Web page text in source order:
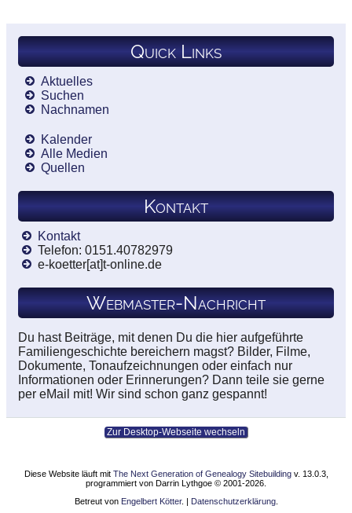
Quick Links
Aktuelles
Suchen
Nachnamen
Kalender
Alle Medien
Quellen
Kontakt
Kontakt
Telefon: 0151.40782979
e-koetter[at]t-online.de
Webmaster-Nachricht
Du hast Beiträge, mit denen Du die hier aufgeführte
Familiengeschichte bereichern magst? Bilder, Filme,
Dokumente, Tonaufzeichnungen oder einfach nur
Informationen oder Erinnerungen? Dann teile sie gerne
per eMail mit! Wir sind schon ganz gespannt!
Zur Desktop-Webseite wechseln
Diese Website läuft mit The Next Generation of Genealogy Sitebuildingv. 13.0.3,
programmiert von Darrin Lythgoe © 2001-2026.
Betreut von Engelbert Kötter. | Datenschutzerklärung.